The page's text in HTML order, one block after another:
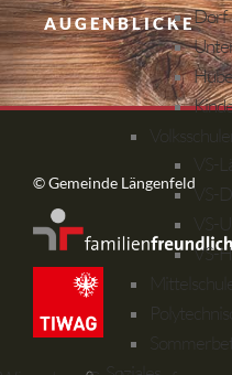
Dorf
Volksschulen
VS-
VS-
VS-
VS-
AUGENBLICKE
© Gemeinde Längenfeld